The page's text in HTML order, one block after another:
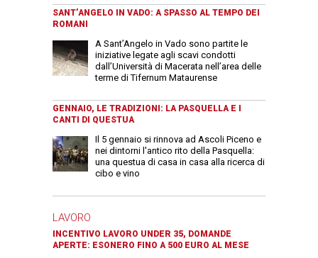
SANT’ANGELO IN VADO: A SPASSO AL TEMPO DEI
ROMANI
A Sant’Angelo in Vado sono partite le
iniziative legate agli scavi condotti
dall’Università di Macerata nell’area delle
terme di Tifernum Mataurense
GENNAIO, LE TRADIZIONI: LA PASQUELLA E I
CANTI DI QUESTUA
Il 5 gennaio si rinnova ad Ascoli Piceno e
nei dintorni l'antico rito della Pasquella:
una questua di casa in casa alla ricerca di
cibo e vino
LAVORO
INCENTIVO LAVORO UNDER 35, DOMANDE
APERTE: ESONERO FINO A 500 EURO AL MESE